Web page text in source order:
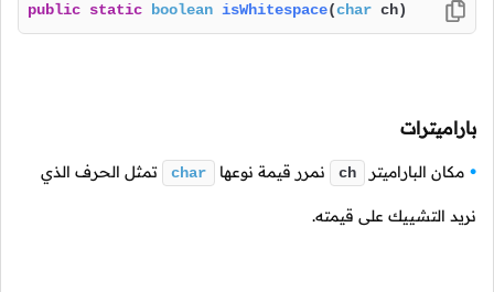
public static boolean isWhitespace(char ch)
باراميترات
مكان الباراميتر ch نمرر قيمة نوعها char تمثل الحرف الذي
نريد التشييك على قيمته.